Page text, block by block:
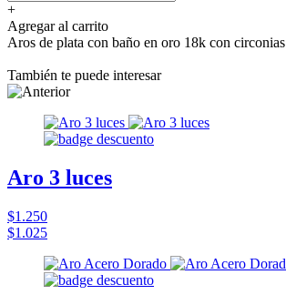
+
Agregar al carrito
Aros de plata con baño en oro 18k con circonias
También te puede interesar
Aro 3 luces
$1.250
$1.025